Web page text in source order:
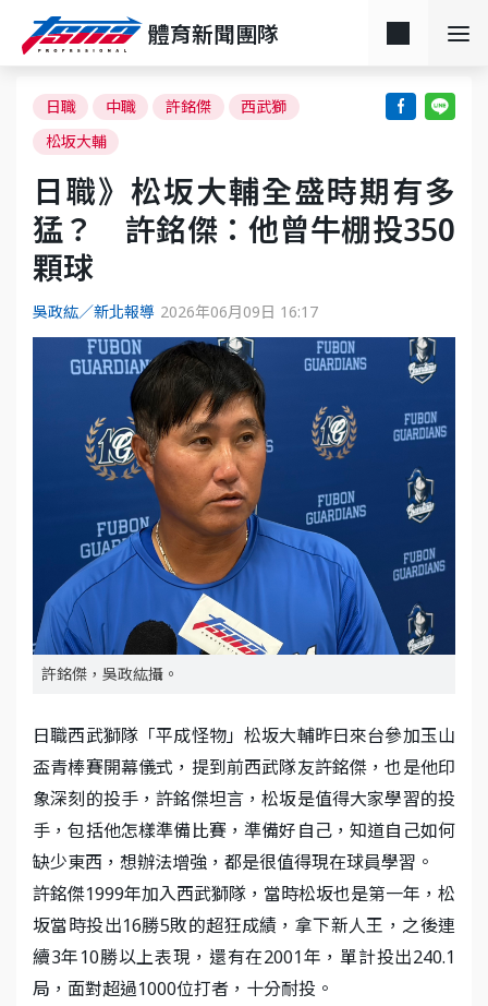
體育新聞團隊
日職 中職 許銘傑
西武獅
松坂大輔
日職》松坂大輔全盛時期有多
猛？ 許銘傑：他曾牛棚投350
顆球
吳政紘／新北報導 2026年06月09日 16:17
許銘傑，吳政紘攝。
日職西武獅隊「平成怪物」松坂大輔昨日來台參加玉山
盃青棒賽開幕儀式，提到前西武隊友許銘傑，也是他印
象深刻的投手，許銘傑坦言，松坂是值得大家學習的投
手，包括他怎樣準備比賽，準備好自己，知道自己如何
缺少東西，想辦法增強，都是很值得現在球員學習。
許銘傑1999年加入西武獅隊，當時松坂也是第一年，松
坂當時投出16勝5敗的超狂成績，拿下新人王，之後連
續3年10勝以上表現，還有在2001年，單計投出240.1
局，面對超過1000位打者，十分耐投。